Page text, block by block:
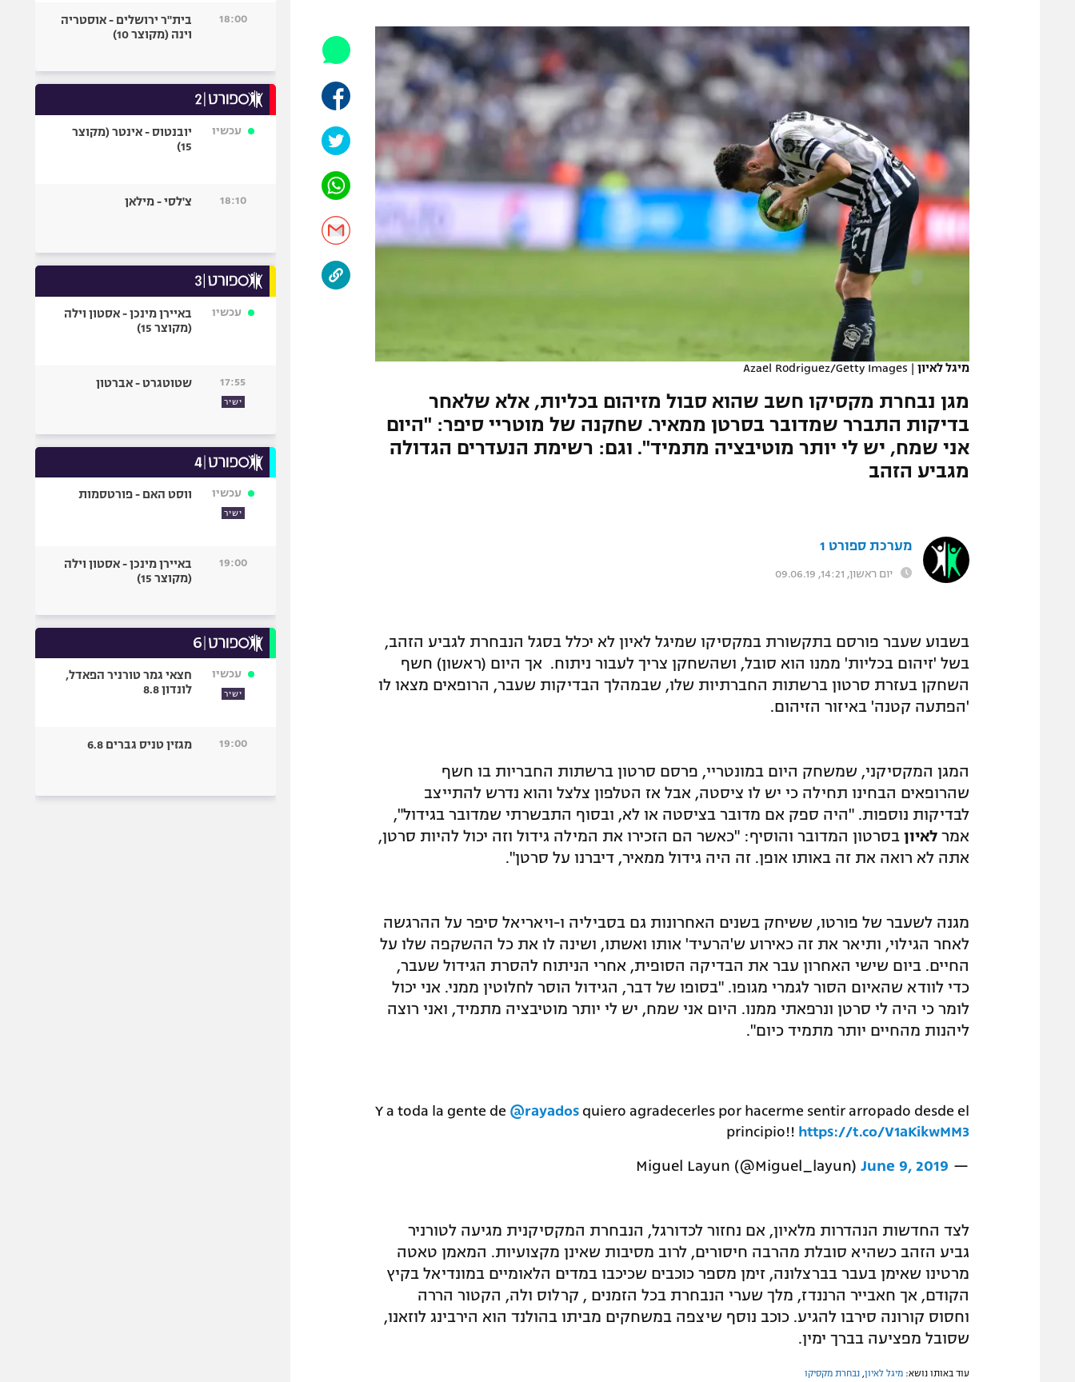
תקנון משתתפים וזוכים בפרסים
תקנון עבור פעילות אלקטרה
תקנון עבור פעילות ספורט 1 – "מרלן"
גיימינג E-Sports
תנאי שימוש
מדיניות פרטיות
תקנון פעילות ספורט 1
רשיון להקרנה פומבית לבית עסק
הצטרפות לחבילת הערוצים
המגזין
הפועל תל אביב
הפועל חיפה
הפועל באר שבע
מכבי נתניה
בני יהודה
ליגה סינית
ליגה ברזילאית
ליגות נוספות
אופניים
כדורמים
פוטבול אמריקאי NFL
ספורט אתגרי
מיגל לאיון |
Azael Rodriguez/Getty Images
מגן נבחרת מקסיקו חשב שהוא סבול מזיהום בכליות, אלא שלאחר
בדיקות התברר שמדובר בסרטן ממאיר. שחקנה של מוטריי סיפר: "היום
אני שמח, יש לי יותר מוטיבציה מתמיד". וגם: רשימת הנעדרים הגדולה
מגביע הזהב
מערכת ספורט 1
יום ראשון, 14:21, 09.06.19
בשבוע שעבר פורסם בתקשורת במקסיקו שמיגל לאיון לא יכלל בסגל הנבחרת לגביע הזהב,
בשל 'זיהום בכליות' ממנו הוא סובל, ושהשחקן צריך לעבור ניתוח. אך היום (ראשון) חשף
השחקן בעזרת סרטון ברשתות החברתיות שלו, שבמהלך הבדיקות שעבר, הרופאים מצאו לו
'הפתעה קטנה' באיזור הזיהום.
המגן המקסיקני, שמשחק היום במונטריי, פרסם סרטון ברשתות החבריות בו חשף
שהרופאים הבחינו תחילה כי יש לו ציסטה, אבל אז הטלפון צלצל והוא נדרש להתייצב
לבדיקות נוספות. "היה ספק אם מדובר בציסטה או לא, ובסוף התבשרתי שמדובר בגידול",
אמר לאיון בסרטון המדובר והוסיף: "כאשר הם הזכירו את המילה גידול וזה יכול להיות סרטן,
אתה לא רואה את זה באותו אופן. זה היה גידול ממאיר, דיברנו על סרטן".
מגנה לשעבר של פורטו, ששיחק בשנים האחרונות גם בסביליה ו-ויאריאל סיפר על ההרגשה
לאחר הגילוי, ותיאר את זה כאירוע ש'הרעיד' אותו ואשתו, ושינה לו את כל ההשקפה שלו על
החיים. ביום שישי האחרון עבר את הבדיקה הסופית, אחרי הניתוח להסרת הגידול שעבר,
כדי לוודא שהאיום הסור לגמרי מגופו. "בסופו של דבר, הגידול הוסר לחלוטין ממני. אני יכול
לומר כי היה לי סרטן ונרפאתי ממנו. היום אני שמח, יש לי יותר מוטיבציה מתמיד, ואני רוצה
ליהנות מהחיים יותר מתמיד כיום".
Y a toda la gente de @rayados quiero agradecerles por hacerme sentir arropado desde el
principio!! https://t.co/V1aKikwMM3
— Miguel Layun (@Miguel_layun)
June 9, 2019
לצד החדשות הנהדרות מלאיון, אם נחזור לכדורגל, הנבחרת המקסיקנית מגיעה לטורניר
גביע הזהב כשהיא סובלת מהרבה חיסורים, לרוב מסיבות שאינן מקצועיות. המאמן טאטה
מרטינו שאימן בעבר בברצלונה, זימן מספר כוכבים שכיכבו במדים הלאומיים במונדיאל בקיץ
הקודם, אך חאבייר הרננדז, מלך שערי הנבחרת בכל הזמנים , קרלוס ולה, הקטור הררה
וחסוס קורונה סירבו להגיע. כוכב נוסף שיצפה במשחקים מביתו בהולנד הוא הירבינג לוזאנו,
שסובל מפציעה בברך ימין.
עוד באותו נושא: מיגל לאיון נבחרת מקסיקו
18:00
בית"ר ירושלים - אוסטריה
וינה (מקוצר 10)
עכשיו
יובנטוס - אינטר (מקוצר
15)
18:10 צ'לסי - מילאן
עכשיו
באיירן מינכן - אסטון וילה
(מקוצר 15)
17:55
ישיר
שטוטגרט - אברטון
עכשיו
ישיר
ווסט האם - פורטסמות
19:00
באיירן מינכן - אסטון וילה
(מקוצר 15)
עכשיו
ישיר
חצאי גמר טורניר הפאדל,
לונדון 8.8
19:00 מגזין טניס גברים 6.8